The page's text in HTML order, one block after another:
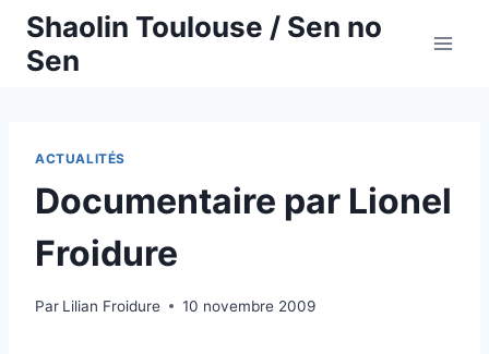
Aller
contenu
Shaolin Toulouse / Sen no
Sen
ACTUALITÉS
Documentaire par Lionel
Froidure
Par Lilian Froidure 10 novembre 2009